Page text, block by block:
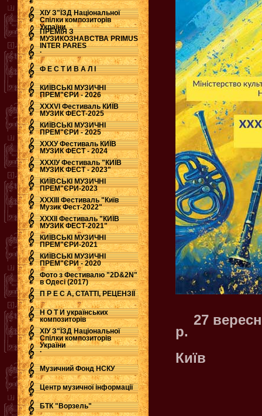
ХІУ З"ЇЗД Національної
Спілки композиторів
України
ПРЕМІЯ З
МУЗИКОЗНАВСТВА PRIMUS
INTER PARES
.
Ф Е С Т И В А Л І
КИЇВСЬКІ МУЗИЧНІ
ПРЕМ"ЄРИ - 2026
ХХХVI Фестиваль КИЇВ
МУЗИК ФЕСТ-2025
КИЇВСЬКІ МУЗИЧНІ
ПРЕМ"ЄРИ - 2025
ХХХУ Фестиваль КИЇВ
МУЗИК ФЕСТ - 2024
ХХХІУ Фестиваль "КИЇВ
МУЗИК ФЕСТ - 2023"
КИЇВСЬКІ МУЗИЧНІ
ПРЕМ"ЄРИ-2023
ХХХІІІ Фестиваль "Київ
Музик Фест-2022"
ХХХІІ Фестиваль "КИЇВ
МУЗИК ФЕСТ-2021"
КИЇВСЬКІ МУЗИЧНІ
ПРЕМ"ЄРИ-2021
КИЇВСЬКІ МУЗИЧНІ
ПРЕМ"ЄРИ - 2020
Фото з Фестивалю "2D&2N"
в Одесі (2017)
П Р Е С А, СТАТТІ, РЕЦЕНЗІЇ
Н О Т И українських
композиторів
ХІУ З"ЇЗД Національної
Спілки композиторів
України
.
Музичний Фонд НСКУ
Центр музичної інформації
БТК "Ворзель"
27
р.
Київ